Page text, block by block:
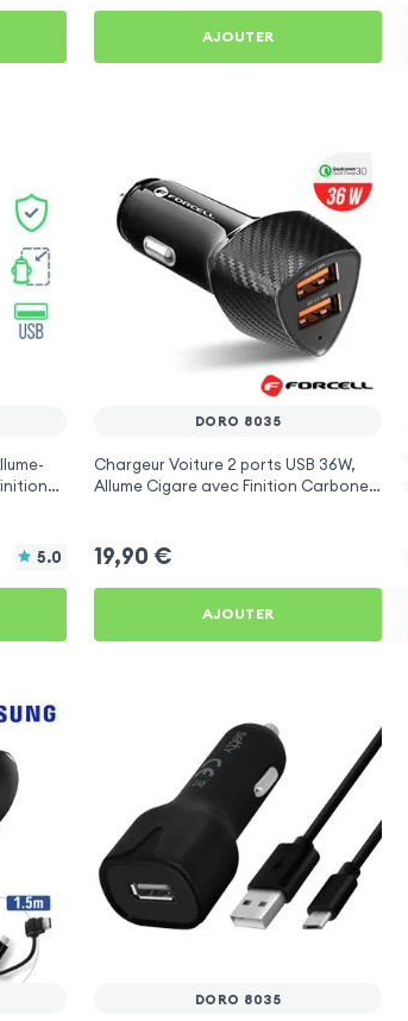
AJOUTER
5.0
DORO 8035
Chargeur Voiture 2 ports USB 36W,
Allume Cigare avec Finition Carbone
19,90 €
AJOUTER
DORO 8035